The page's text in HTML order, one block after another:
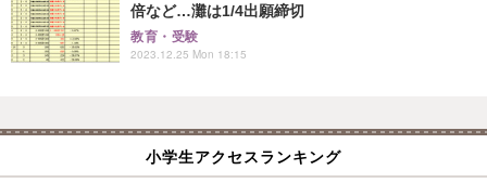
倍など…灘は1/4出願締切
教育・受験
2023.12.25 Mon 18:15
小学生アクセスランキング